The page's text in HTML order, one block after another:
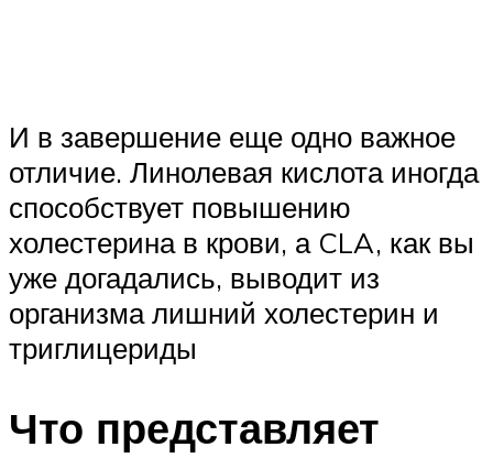
И в завершение еще одно важное
отличие. Линолевая кислота иногда
способствует повышению
холестерина в крови, а CLA, как вы
уже догадались, выводит из
организма лишний холестерин и
триглицериды
Что представляет